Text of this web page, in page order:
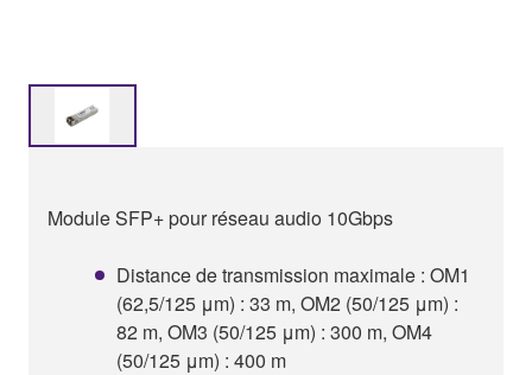
Module SFP+ pour réseau audio 10Gbps
Distance de transmission maximale : OM1
(62,5/125 μm) : 33 m, OM2 (50/125 μm) :
82 m, OM3 (50/125 μm) : 300 m, OM4
(50/125 μm) : 400 m